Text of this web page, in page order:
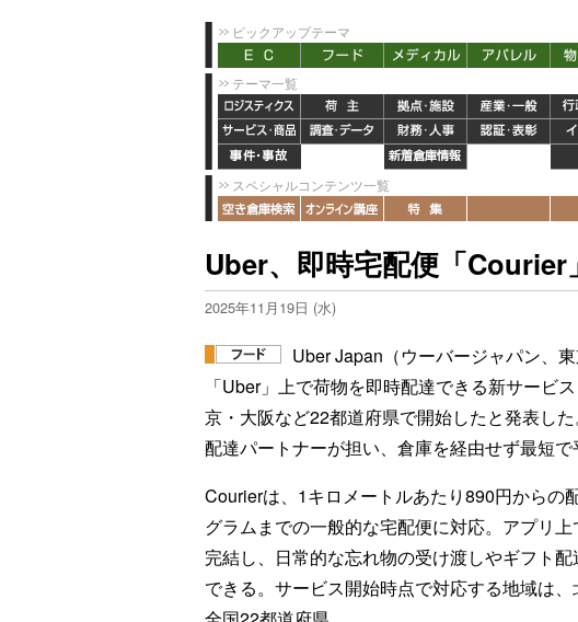
ピックアップテーマ
テーマ一覧
スペシャルコンテンツ一覧
Uber、即時宅配便「
2025年11月19日 (水)
Uber Japan（ウーバージャパン、
「Uber」上で荷物を即時配達できる新サービ
京・大阪など22都道府県で開始したと発表し
配達パートナーが担い、倉庫を経由せず最短で
Courierは、1キロメートルあたり890円からの
グラムまでの一般的な宅配便に対応。アプリ
完結し、日常的な忘れ物の受け渡しやギフト
できる。サービス開始時点で対応する地域は